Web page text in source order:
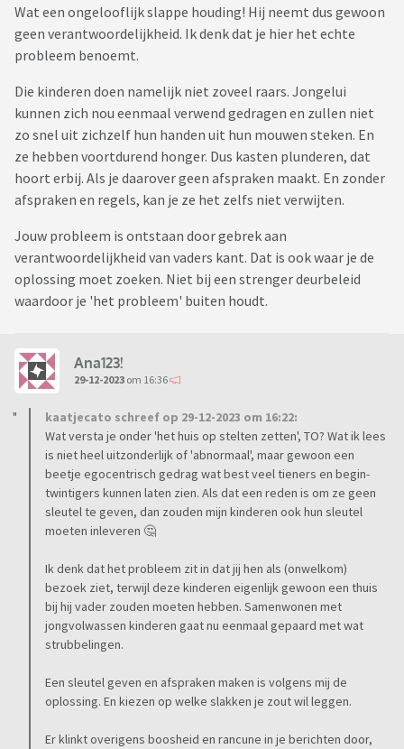
Wat een ongelooflijk slappe houding! Hij neemt dus gewoon
geen verantwoordelijkheid. Ik denk dat je hier het echte
probleem benoemt.
Die kinderen doen namelijk niet zoveel raars. Jongelui
kunnen zich nou eenmaal verwend gedragen en zullen niet
zo snel uit zichzelf hun handen uit hun mouwen steken. En
ze hebben voortdurend honger. Dus kasten plunderen, dat
hoort erbij. Als je daarover geen afspraken maakt. En zonder
afspraken en regels, kan je ze het zelfs niet verwijten.
Jouw probleem is ontstaan door gebrek aan
verantwoordelijkheid van vaders kant. Dat is ook waar je de
oplossing moet zoeken. Niet bij een strenger deurbeleid
waardoor je 'het probleem' buiten houdt.
Ana123!
29-12-2023 om 16:36
kaatjecato schreef op 29-12-2023 om 16:22:
Wat versta je onder 'het huis op stelten zetten', TO? Wat ik lees
is niet heel uitzonderlijk of 'abnormaal', maar gewoon een
beetje egocentrisch gedrag wat best veel tieners en begin-
twintigers kunnen laten zien. Als dat een reden is om ze geen
sleutel te geven, dan zouden mijn kinderen ook hun sleutel
moeten inleveren 🤔
Ik denk dat het probleem zit in dat jij hen als (onwelkom)
bezoek ziet, terwijl deze kinderen eigenlijk gewoon een thuis
bij hij vader zouden moeten hebben. Samenwonen met
jongvolwassen kinderen gaat nu eenmaal gepaard met wat
strubbelingen.
Een sleutel geven en afspraken maken is volgens mij de
oplossing. En kiezen op welke slakken je zout wil leggen.
Er klinkt overigens boosheid en rancune in je berichten door,